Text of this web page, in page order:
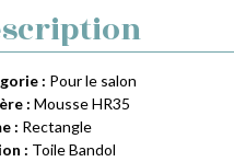
: Pour le salon
: Mousse HR35
: Rectangle
: Toile Bandol